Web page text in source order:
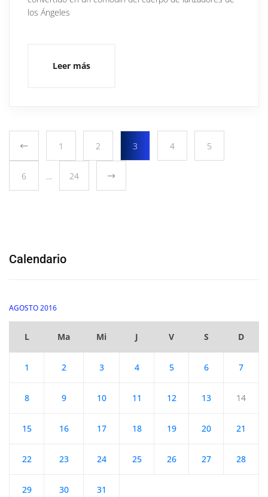
los Ángeles
Leer más
1 2 3 4 5
6 … 24
Calendario
AGOSTO 2016
L Ma Mi J V S D
1 2 3 4 5 6 7
8 9 10 11 12 13 14
15 16 17 18 19 20 21
22 23 24 25 26 27 28
29 30 31